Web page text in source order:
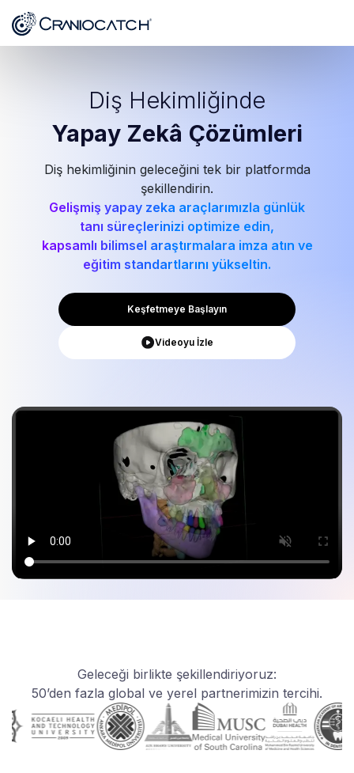
Diş Hekimliğinde
Yapay Zekâ Çözümleri
Diş hekimliğinin geleceğini tek bir platformda
şekillendirin.
Gelişmiş yapay zeka araçlarımızla günlük
tanı süreçlerinizi optimize edin,
kapsamlı bilimsel araştırmalara imza atın ve
eğitim standartlarını yükseltin.
Keşfetmeye Başlayın
Videoyu İzle
Geleceği birlikte şekillendiriyoruz:
50’den fazla global ve yerel partnerimizin tercihi.